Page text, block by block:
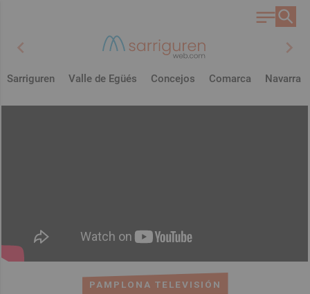
chevron_left chevron_right
Sarriguren Valle de Egüés Concejos Comarca Navarra
PAMPLONA TELEVISIÓN